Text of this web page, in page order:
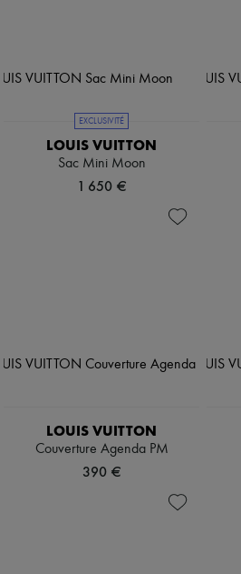
EXCLUSIVITÉ
LOUIS VUITTON
Sac Mini Moon
1 650 €
LOUIS VUITTON
Couverture Agenda PM
390 €